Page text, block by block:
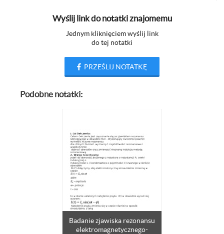
Wyślij link do notatki znajomemu
Jednym kliknięciem wyślij link
do tej notatki
PRZEŚLIJ NOTATKĘ
Podobne notatki:
Badanie zjawiska rezonansu
elektromagnetycznego-